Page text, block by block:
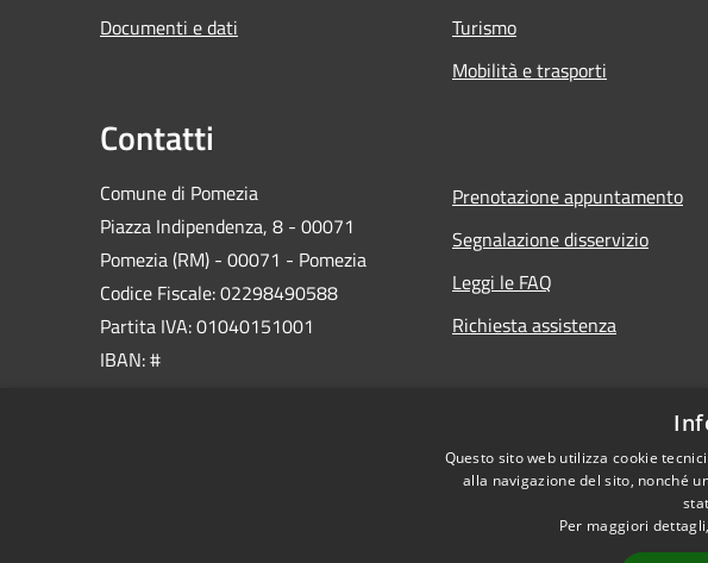
Documenti e dati
Turismo
Mobilità e trasporti
Contatti
Comune di Pomezia
Piazza Indipendenza, 8 - 00071
Pomezia (RM) - 00071 - Pomezia
Codice Fiscale: 02298490588
Partita IVA: 01040151001
IBAN: #
Prenotazione appuntamento
Segnalazione disservizio
Leggi le FAQ
Richiesta assistenza
Questo sito web utilizza cookie
alla navigazione del sito, nonché
Per maggiori